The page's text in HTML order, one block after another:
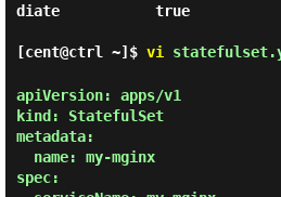
diate           true
[cent@ctrl ~]$ vi
apiVersion: apps/v1
kind: StatefulSet
metadata:
spec: